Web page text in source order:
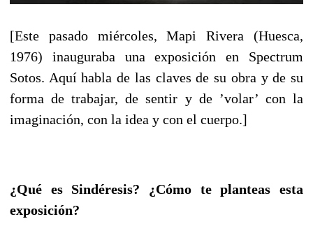
[Este pasado miércoles, Mapi Rivera (Huesca,
1976) inauguraba una exposición en Spectrum
Sotos. Aquí habla de las claves de su obra y de su
forma de trabajar, de sentir y de ’volar’ con la
imaginación, con la idea y con el cuerpo.]
¿Qué es Sindéresis? ¿Cómo te planteas esta
exposición?